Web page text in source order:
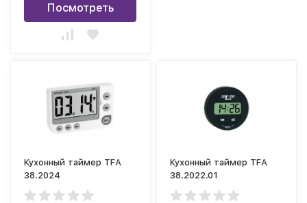
Посмотреть
Кухонный таймер TFA
38.2024
Кухонный таймер TFA
38.2022.01